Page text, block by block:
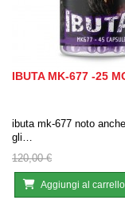
IBUTA MK-677 -25
ibuta mk-677 noto
gli…
120,00 €
Aggiungi al carrello